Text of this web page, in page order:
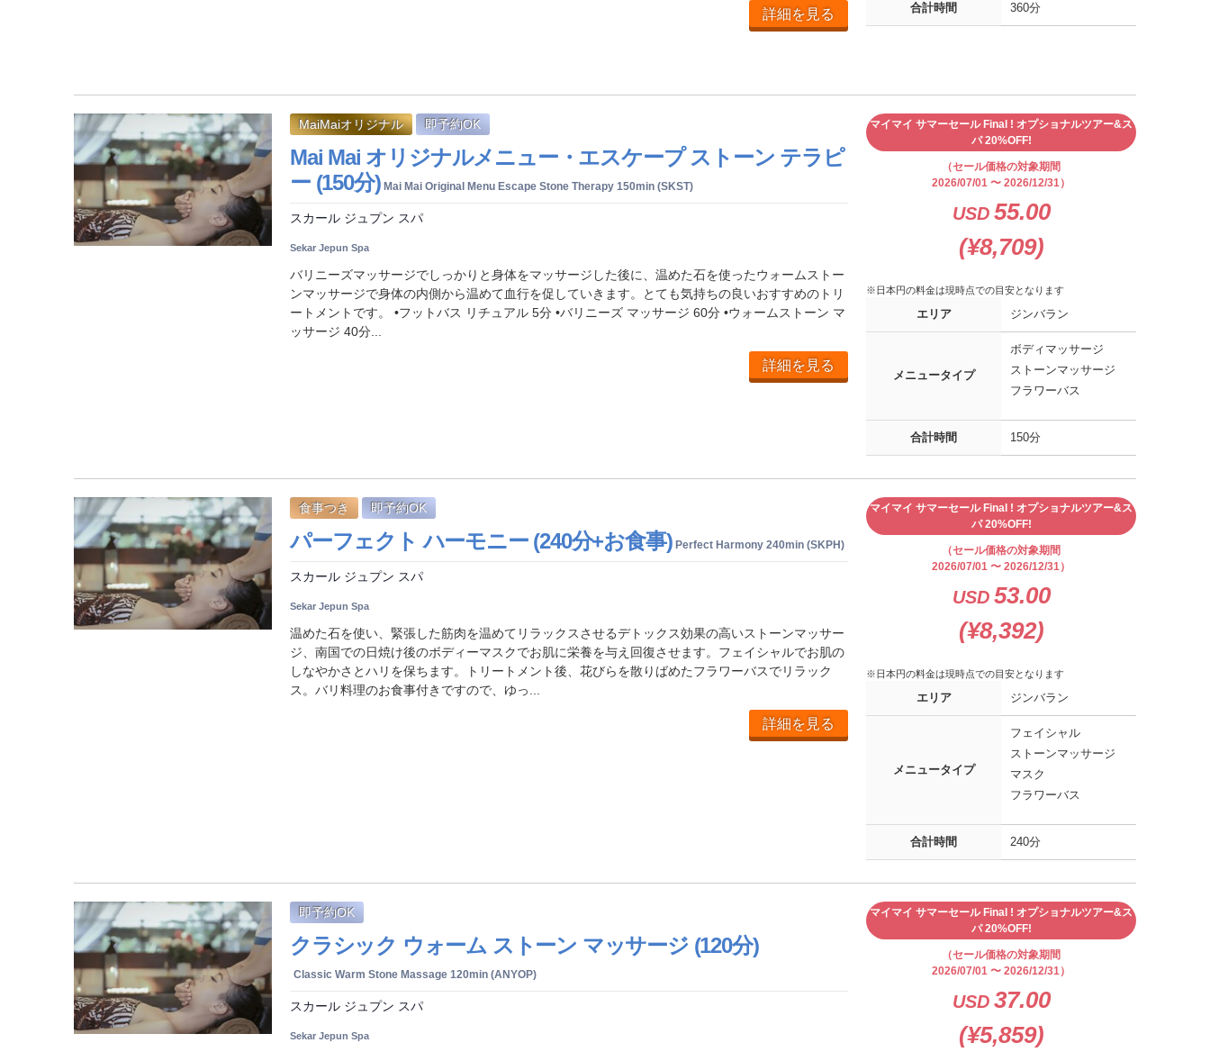
詳細を見る 合計時間 360分
MaiMaiオリジナル 即予約OK
Mai Mai オリジナルメニュー・エスケープ ストーン テラピ
ー (150分) Mai Mai Original Menu Escape Stone Therapy 150min (SKST)
スカール ジュプン スパ
Sekar Jepun Spa
バリニーズマッサージでしっかりと身体をマッサージした後に、温めた石を使ったウォームストー
ンマッサージで身体の内側から温めて血行を促していきます。とても気持ちの良いおすすめのトリ
ートメントです。 •フットバス リチュアル 5分 •バリニーズ マッサージ 60分 •ウォームストーン マ
ッサージ 40分...
詳細を見る
マイマイ サマーセール Final ! オプショナルツアー&ス
パ 20%OFF!
（セール価格の対象期間
2026/07/01 〜 2026/12/31）
USD 55.00
(¥8,709)
※日本円の料金は現時点での目安となります
エリア ジンバラン
メニュータイプ
ボディマッサージ
ストーンマッサージ
フラワーバス
合計時間 150分
食事つき 即予約OK
パーフェクト ハーモニー (240分+お食事) Perfect Harmony 240min (SKPH)
スカール ジュプン スパ
Sekar Jepun Spa
温めた石を使い、緊張した筋肉を温めてリラックスさせるデトックス効果の高いストーンマッサー
ジ、南国での日焼け後のボディーマスクでお肌に栄養を与え回復させます。フェイシャルでお肌の
しなやかさとハリを保ちます。トリートメント後、花びらを散りばめたフラワーバスでリラック
ス。バリ料理のお食事付きですので、ゆっ...
詳細を見る
マイマイ サマーセール Final ! オプショナルツアー&ス
パ 20%OFF!
（セール価格の対象期間
2026/07/01 〜 2026/12/31）
USD 53.00
(¥8,392)
※日本円の料金は現時点での目安となります
エリア ジンバラン
メニュータイプ
フェイシャル
ストーンマッサージ
マスク
フラワーバス
合計時間 240分
即予約OK
クラシック ウォーム ストーン マッサージ (120分)
Classic Warm Stone Massage 120min (ANYOP)
スカール ジュプン スパ
Sekar Jepun Spa
マイマイ サマーセール Final ! オプショナルツアー&ス
パ 20%OFF!
（セール価格の対象期間
2026/07/01 〜 2026/12/31）
USD 37.00
(¥5,859)